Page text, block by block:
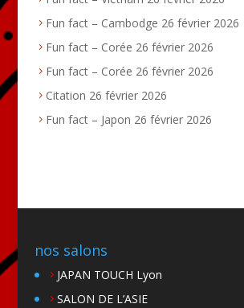
Fun fact – Cambodge 26 février 2026
Fun fact – Corée 26 février 2026
Fun fact – Corée 26 février 2026
Citation 26 février 2026
Fun fact – Japon 26 février 2026
nos salons
JAPAN TOUCH Lyon
SALON DE L’ASIE